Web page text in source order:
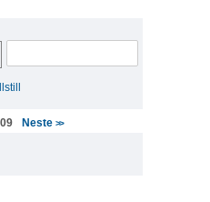
Neste >>